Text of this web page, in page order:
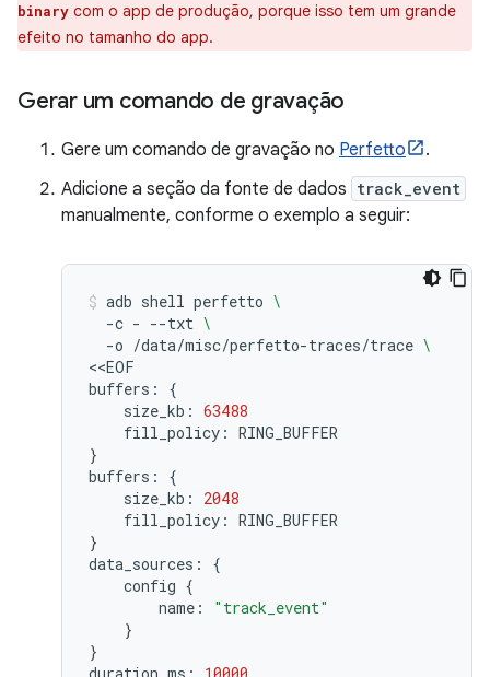
binary com o app de produção, porque isso tem um grande
efeito no tamanho do app.
Gerar um comando de gravação
Gere um comando de gravação no Perfetto
.
Adicione a seção da fonte de dados track_event
manualmente, conforme o exemplo a seguir:
adb shell perfetto \
-c - --txt \
-o /data/misc/perfetto-traces/trace \
<<EOF
buffers:
{
size_kb: 63488
fill_policy:
}
buffers:
{
size_kb:
2048
fill_policy:
}
data_sources:
{
config {
name:
"track_event"
}
}